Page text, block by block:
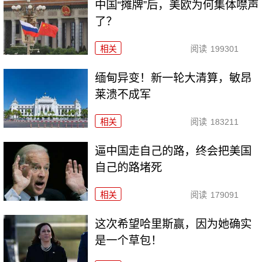
中国“摊牌”后，美欧为何集体噤声
了？
相关 阅读 199301
缅甸异变！新一轮大清算，敏昂
莱溃不成军
相关 阅读 183211
逼中国走自己的路，终会把美国
自己的路堵死
相关 阅读 179091
这次希望哈里斯赢，因为她确实
是一个草包！